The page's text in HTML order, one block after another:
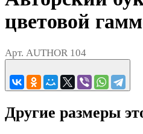
цветовой
Арт. AUTHOR 104
Другие размеры